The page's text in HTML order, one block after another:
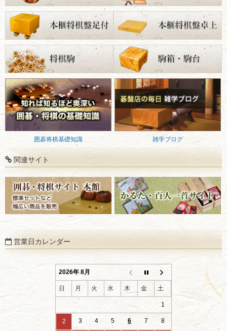
囲碁将棋基礎知識 雑学ブログ
関連サイト
営業日カレンダー
2026年 8月
日 月 火 水 木 金 土
1
2 3 4 5 6 7 8